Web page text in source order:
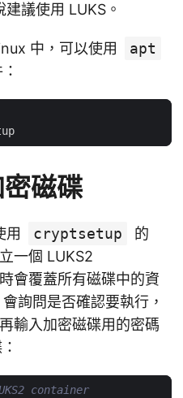
議使用 LUKS。
中，可以使用
apt
磁碟
用 cryptsetup
的
一個 LUKS2
會覆蓋所有磁碟中的資
會詢問是否確認要執行，
輸入加密磁碟用的密碼
container